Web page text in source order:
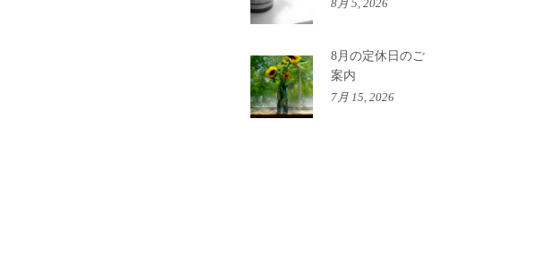
8月 5, 2026
8月の定休日のご
案内
7月 15, 2026